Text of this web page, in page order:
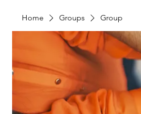
Home Groups Group